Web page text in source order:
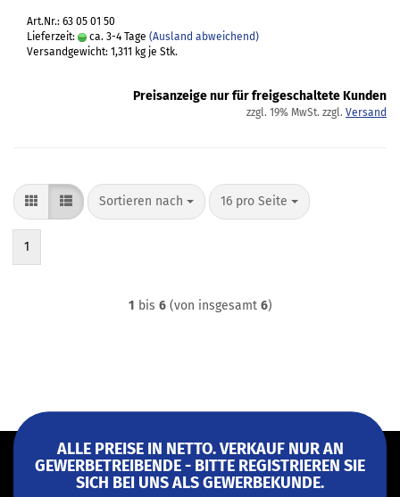
Art.Nr.: 63 05 01 50
Lieferzeit:
ca. 3-4 Tage (Ausland abweichend)
Versandgewicht: 1,311 kg je Stk.
Preisanzeige nur für freigeschaltete Kunden
zzgl. 19% MwSt. zzgl. Versand
Sortieren nach
Sortieren nach 16 pro Seite
pro Seite
1
1 bis 6(von insgesamt 6)
ALLE PREISE IN NETTO. VERKAUF NUR AN
GEWERBETREIBENDE - BITTE REGISTRIEREN SIE
SICH BEI UNS ALS GEWERBEKUNDE.